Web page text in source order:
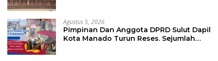
Agustus 5, 2026
Pimpinan Dan Anggota DPRD Sulut Dapil
Kota Manado Turun Reses. Sejumlah